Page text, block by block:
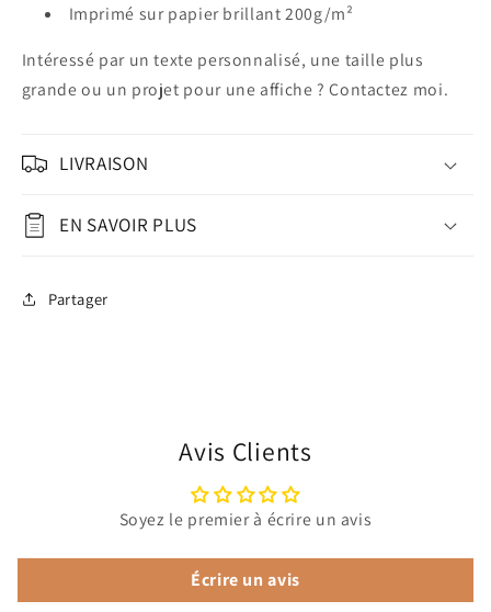
Imprimé sur papierbrillant 200g/m²
Intéressé par un texte personnalisé, une taille plus
grande ou un projet pour une affiche ? Contactez moi.
LIVRAISON
EN SAVOIR PLUS
Partager
Avis Clients
Soyez le premier à écrire un avis
Écrire un avis